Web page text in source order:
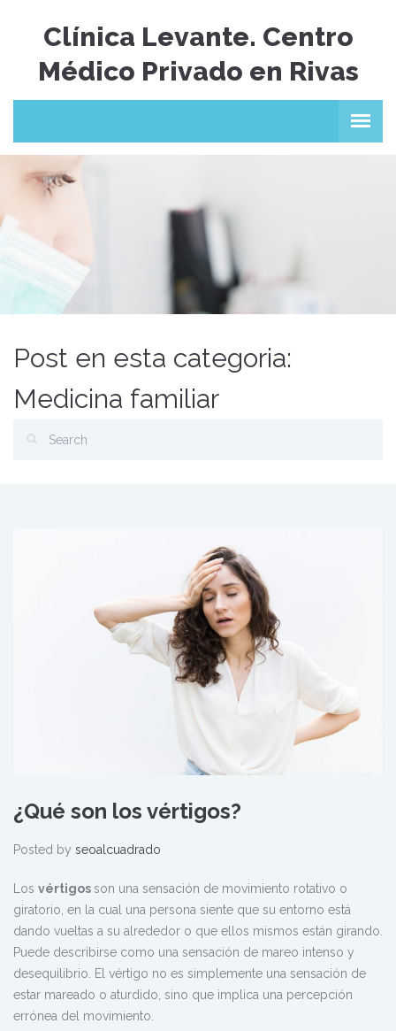
Clínica Levante. Centro
Médico Privado en Rivas
Post en esta categoria:
Medicina familiar
¿Qué son los vértigos?
Posted by seoalcuadrado
Los vértigosson una sensación de movimiento rotativo o
giratorio, en la cual una persona siente que su entorno está
dando vueltas a su alrededor o que ellos mismos están girando.
Puede describirse como una sensación de mareo intenso y
desequilibrio. El vértigo no es simplemente una sensación de
estar mareado o aturdido, sino que implica una percepción
errónea del movimiento.